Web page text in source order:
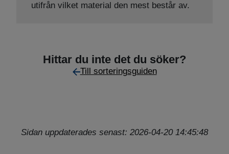
utifrån vilket material den mest består av.
Hittar du inte det du söker?
Till sorteringsguiden
Sidan uppdaterades senast: 2026-04-20 14:45:48